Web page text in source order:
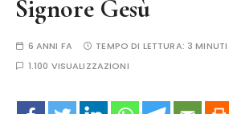
Signore Gesù
6 ANNI FA TEMPO DI LETTURA: 3 MINUTI
1.100 VISUALIZZAZIONI